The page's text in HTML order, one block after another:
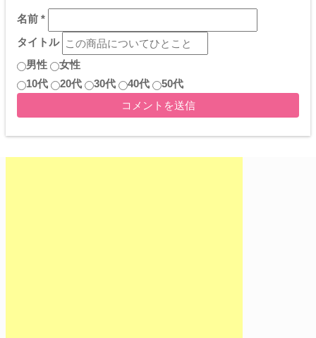
名前 *
タイトル
男性
女性
10代
20代 30代 40代 50代